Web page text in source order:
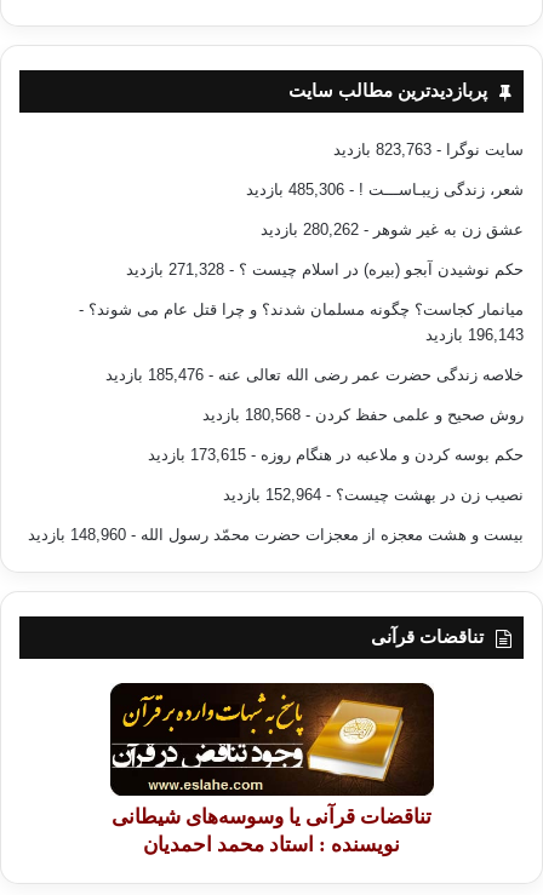
پربازدیدترین مطالب سایت
سایت نوگرا - 823,763 بازدید
شعر، زندگی زیبـاســـت ! - 485,306 بازدید
عشق زن به غیر شوهر - 280,262 بازدید
حکم نوشیدن آبجو (بیره) در اسلام چیست ؟ - 271,328 بازدید
میانمار کجاست؟ چگونه مسلمان شدند؟ و چرا قتل عام می شوند؟ -
196,143 بازدید
خلاصه زندگی حضرت عمر رضی الله تعالی عنه - 185,476 بازدید
روش صحیح و علمی حفظ کردن - 180,568 بازدید
حکم بوسه کردن و ملاعبه در هنگام روزه - 173,615 بازدید
نصیب زن در بهشت چیست؟ - 152,964 بازدید
بیست و هشت معجزه از معجزات حضرت محمّد رسول الله - 148,960 بازدید
تناقضات قرآنی
تناقضات قرآنی یا وسوسه‌های شیطانی
نویسنده : استاد محمد احمدیان